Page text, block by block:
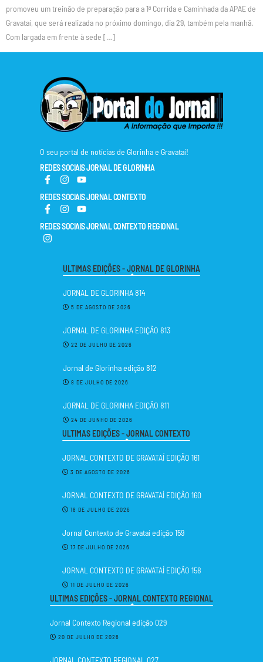
promoveu um treinão de preparação para a 1ª Corrida e Caminhada da APAE de
Gravataí, que será realizada no próximo domingo, dia 29, também pela manhã.
Com largada em frente à sede […]
O seu portal de notícias de Glorinha e Gravataí!
REDES SOCIAIS JORNAL DE GLORINHA
REDES SOCIAIS JORNAL CONTEXTO
REDES SOCIAIS JORNAL CONTEXTO REGIONAL
ULTIMAS EDIÇÕES - JORNAL DE GLORINHA
JORNAL DE GLORINHA 814
5 DE AGOSTO DE 2026
JORNAL DE GLORINHA EDIÇÃO 813
22 DE JULHO DE 2026
Jornal de Glorinha edição 812
8 DE JULHO DE 2026
JORNAL DE GLORINHA EDIÇÃO 811
24 DE JUNHO DE 2026
ULTIMAS EDIÇÕES - JORNAL CONTEXTO
JORNAL CONTEXTO DE GRAVATAÍ EDIÇÃO 161
3 DE AGOSTO DE 2026
JORNAL CONTEXTO DE GRAVATAÍ EDIÇÃO 160
18 DE JULHO DE 2026
Jornal Contexto de Gravataí edição 159
17 DE JULHO DE 2026
JORNAL CONTEXTO DE GRAVATAÍ EDIÇÃO 158
11 DE JULHO DE 2026
ULTIMAS EDIÇÕES - JORNAL CONTEXTO REGIONAL
Jornal Contexto Regional edição 029
20 DE JULHO DE 2026
JORNAL CONTEXTO REGIONAL 027